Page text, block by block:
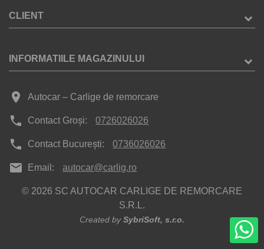
CLIENT
INFORMATIILE MAGAZINULUI
place Autocar – Carlige de remorcare
phone Contact Groși: 0726026026
phone Contact București: 0736026026
mail Email: autocar@carlig.ro
© 2026 SC AUTOCAR CARLIGE DE REMORCARE
S.R.L.
Created bySybriSoft, s.r.o.